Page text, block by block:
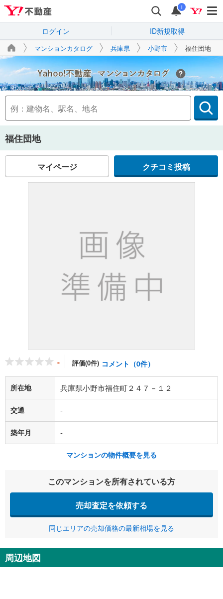
i
ログイン ID新規取得
マンションカタログ 兵庫県 小野市 福住団地
Yahoo!不動産
福住団地
マイページ クチコミ投稿
- 評価(0件) コメント（0件）
所在地 兵庫県小野市福住町２４７－１２
交通 -
築年月 -
マンションの物件概要を見る
このマンションを所有されている方
売却査定を依頼する
同じエリアの売却価格の最新相場を見る
周辺地図